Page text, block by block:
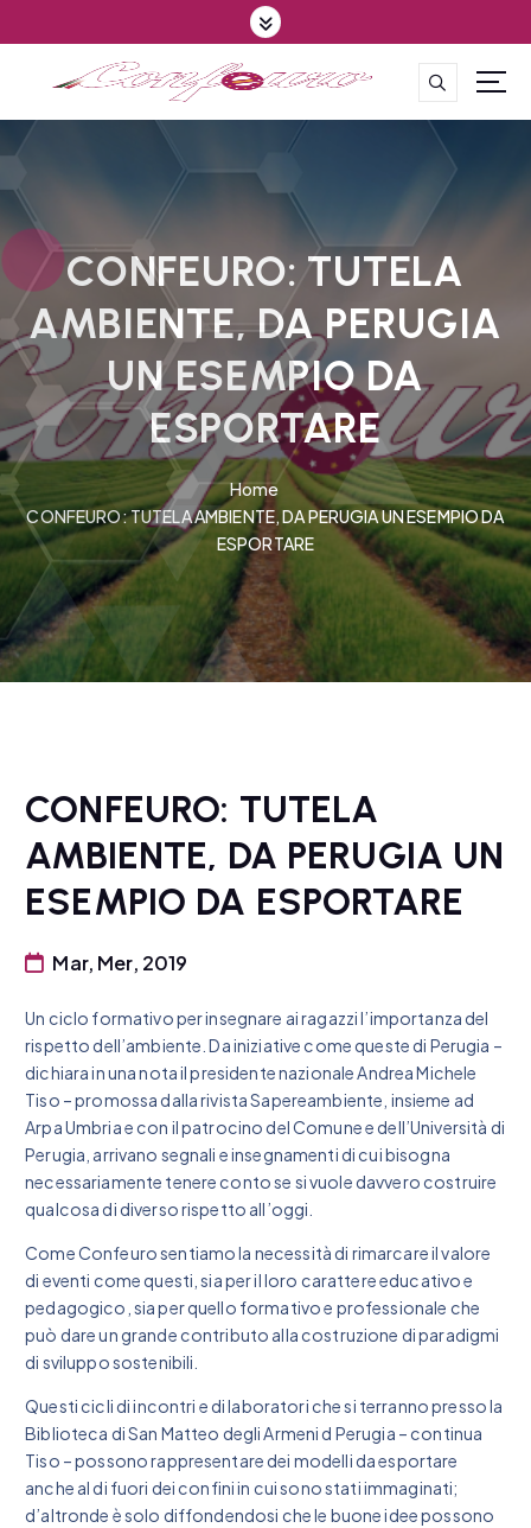
k
t
e
t
CONFEURO: TUTELA
AMBIENTE, DA PERUGIA
UN ESEMPIO DA
ESPORTARE
Home
CONFEURO: TUTELA AMBIENTE, DA PERUGIA UN ESEMPIO DA
ESPORTARE
CONFEURO: TUTELA
AMBIENTE, DA PERUGIA UN
ESEMPIO DA ESPORTARE
Mar, Mer, 2019
Un ciclo formativo per insegnare ai ragazzi l’importanza del
rispetto dell’ambiente. Da iniziative come queste di Perugia –
dichiara in una nota il presidente nazionale Andrea Michele
Tiso – promossa dalla rivista Sapereambiente, insieme ad
Arpa Umbria e con il patrocino del Comune e dell’Università di
Perugia, arrivano segnali e insegnamenti di cui bisogna
necessariamente tenere conto se si vuole davvero costruire
qualcosa di diverso rispetto all’oggi.
Come Confeuro sentiamo la necessità di rimarcare il valore
di eventi come questi, sia per il loro carattere educativo e
pedagogico, sia per quello formativo e professionale che
può dare un grande contributo alla costruzione di paradigmi
di sviluppo sostenibili.
Questi cicli di incontri e di laboratori che si terranno presso la
Biblioteca di San Matteo degli Armeni d Perugia – continua
Tiso – possono rappresentare dei modelli da esportare
anche al di fuori dei confini in cui sono stati immaginati;
d’altronde è solo diffondendosi che le buone idee possono